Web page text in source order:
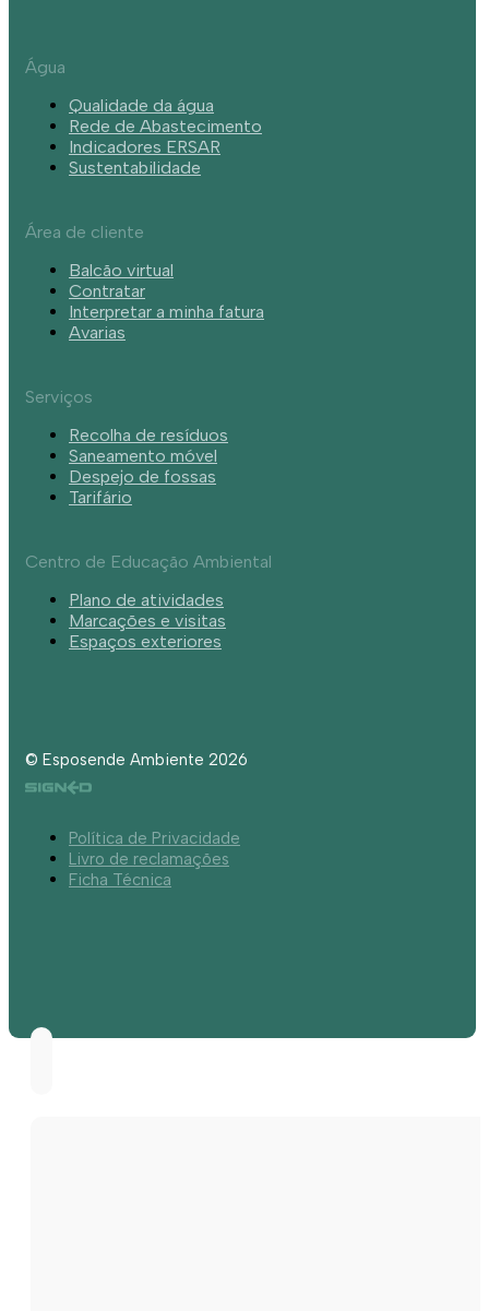
Água
Qualidade da água
Rede de Abastecimento
Indicadores ERSAR
Sustentabilidade
Área de cliente
Balcão virtual
Contratar
Interpretar a minha fatura
Avarias
Serviços
Recolha de resíduos
Saneamento móvel
Despejo de fossas
Tarifário
Centro de Educação Ambiental
Plano de atividades
Marcações e visitas
Espaços exteriores
© Esposende Ambiente 2026
Política de Privacidade
Livro de reclamações
Ficha Técnica